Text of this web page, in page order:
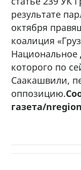
результате
октября
коалиция
которого по
Саакашвили,
оппозицию.
газета/